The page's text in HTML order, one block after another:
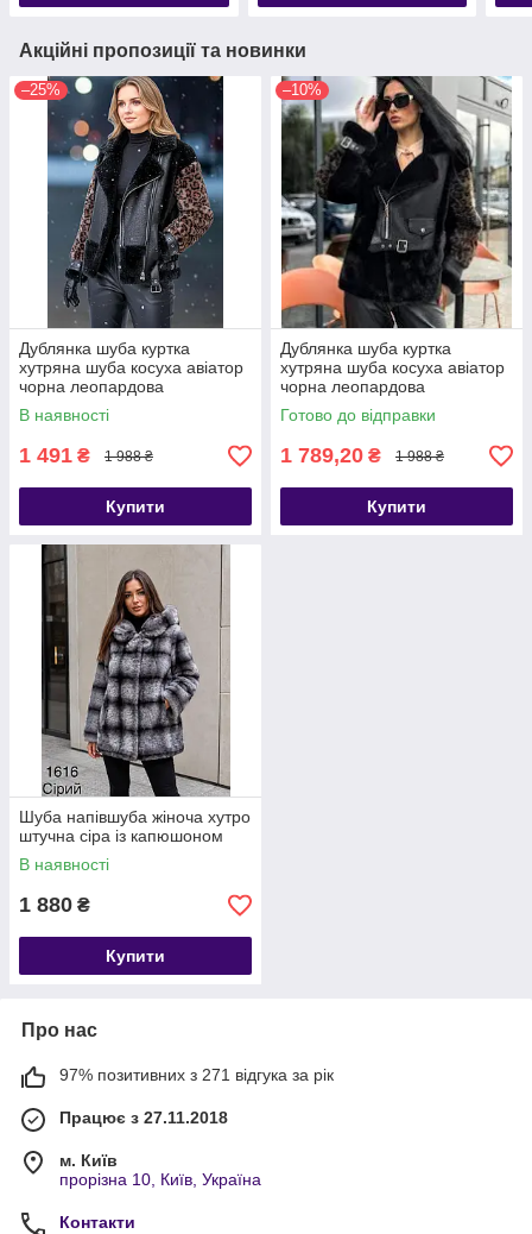
Акційні пропозиції та новинки
–25%
Дублянка шуба куртка
хутряна шуба косуха авіатор
чорна леопардова
В наявності
1 491 ₴ 1 988 ₴
Купити
–10%
Дублянка шуба куртка
хутряна шуба косуха авіатор
чорна леопардова
Готово до відправки
1 789,20 ₴ 1 988 ₴
Купити
Шуба напівшуба жіноча хутро
штучна сіра із капюшоном
В наявності
1 880 ₴
Купити
Про нас
97% позитивних з 271 відгука за рік
Працює з 27.11.2018
м. Київ
прорізна 10, Київ, Україна
Контакти